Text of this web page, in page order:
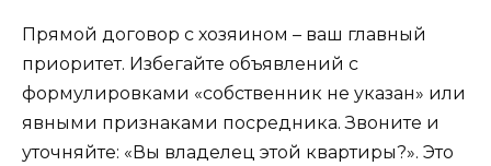
Прямой договор с хозяином – ваш главный
приоритет. Избегайте объявлений с
формулировками «собственник не указан» или
явными признаками посредника. Звоните и
уточняйте: «Вы владелец этой квартиры?». Это